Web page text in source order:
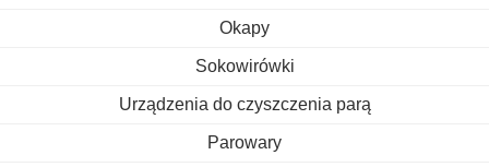
Okapy
Sokowirówki
Urządzenia do czyszczenia parą
Parowary